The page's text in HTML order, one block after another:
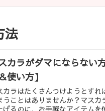
法
カラがダマにならない
使い方】
カラはたくさんつけようとす
うことはありませんか？マス
げるのに、お手軽なアイテム